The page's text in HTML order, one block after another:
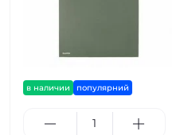
в наличии популярний